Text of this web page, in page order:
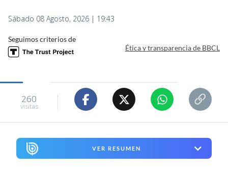
Sábado 08 Agosto, 2026 | 19:43
Seguimos criterios de
Ética y transparencia de BBCL
260
visitas
VER RESUMEN